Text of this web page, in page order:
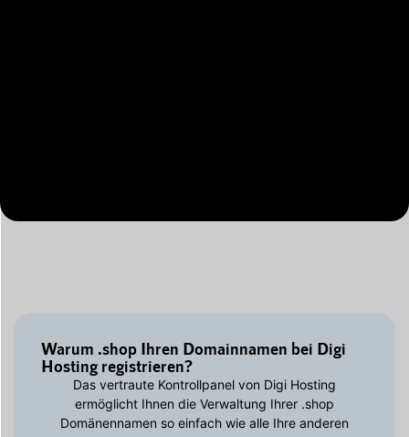
Warum .shop Ihren Domainnamen bei Digi
Hosting registrieren?
Das vertraute Kontrollpanel von Digi Hosting
ermöglicht Ihnen die Verwaltung Ihrer .shop
Domänennamen so einfach wie alle Ihre anderen